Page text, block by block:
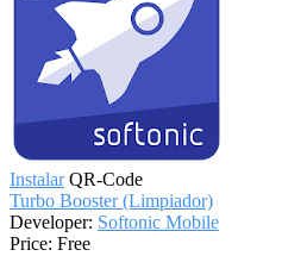
Instalar QR-Code
Turbo Booster (Limpiador)
Developer: Softonic Mobile
Price: Free